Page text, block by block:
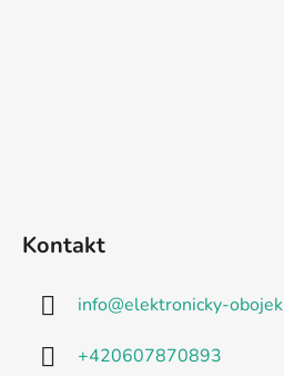
Kontakt
info@elektronicky-
+420607870893